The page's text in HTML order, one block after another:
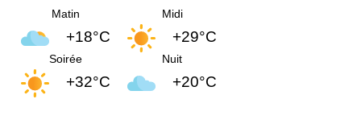
Matin
+18°C
Midi
+29°C
Soirée
+32°C
Nuit
+20°C